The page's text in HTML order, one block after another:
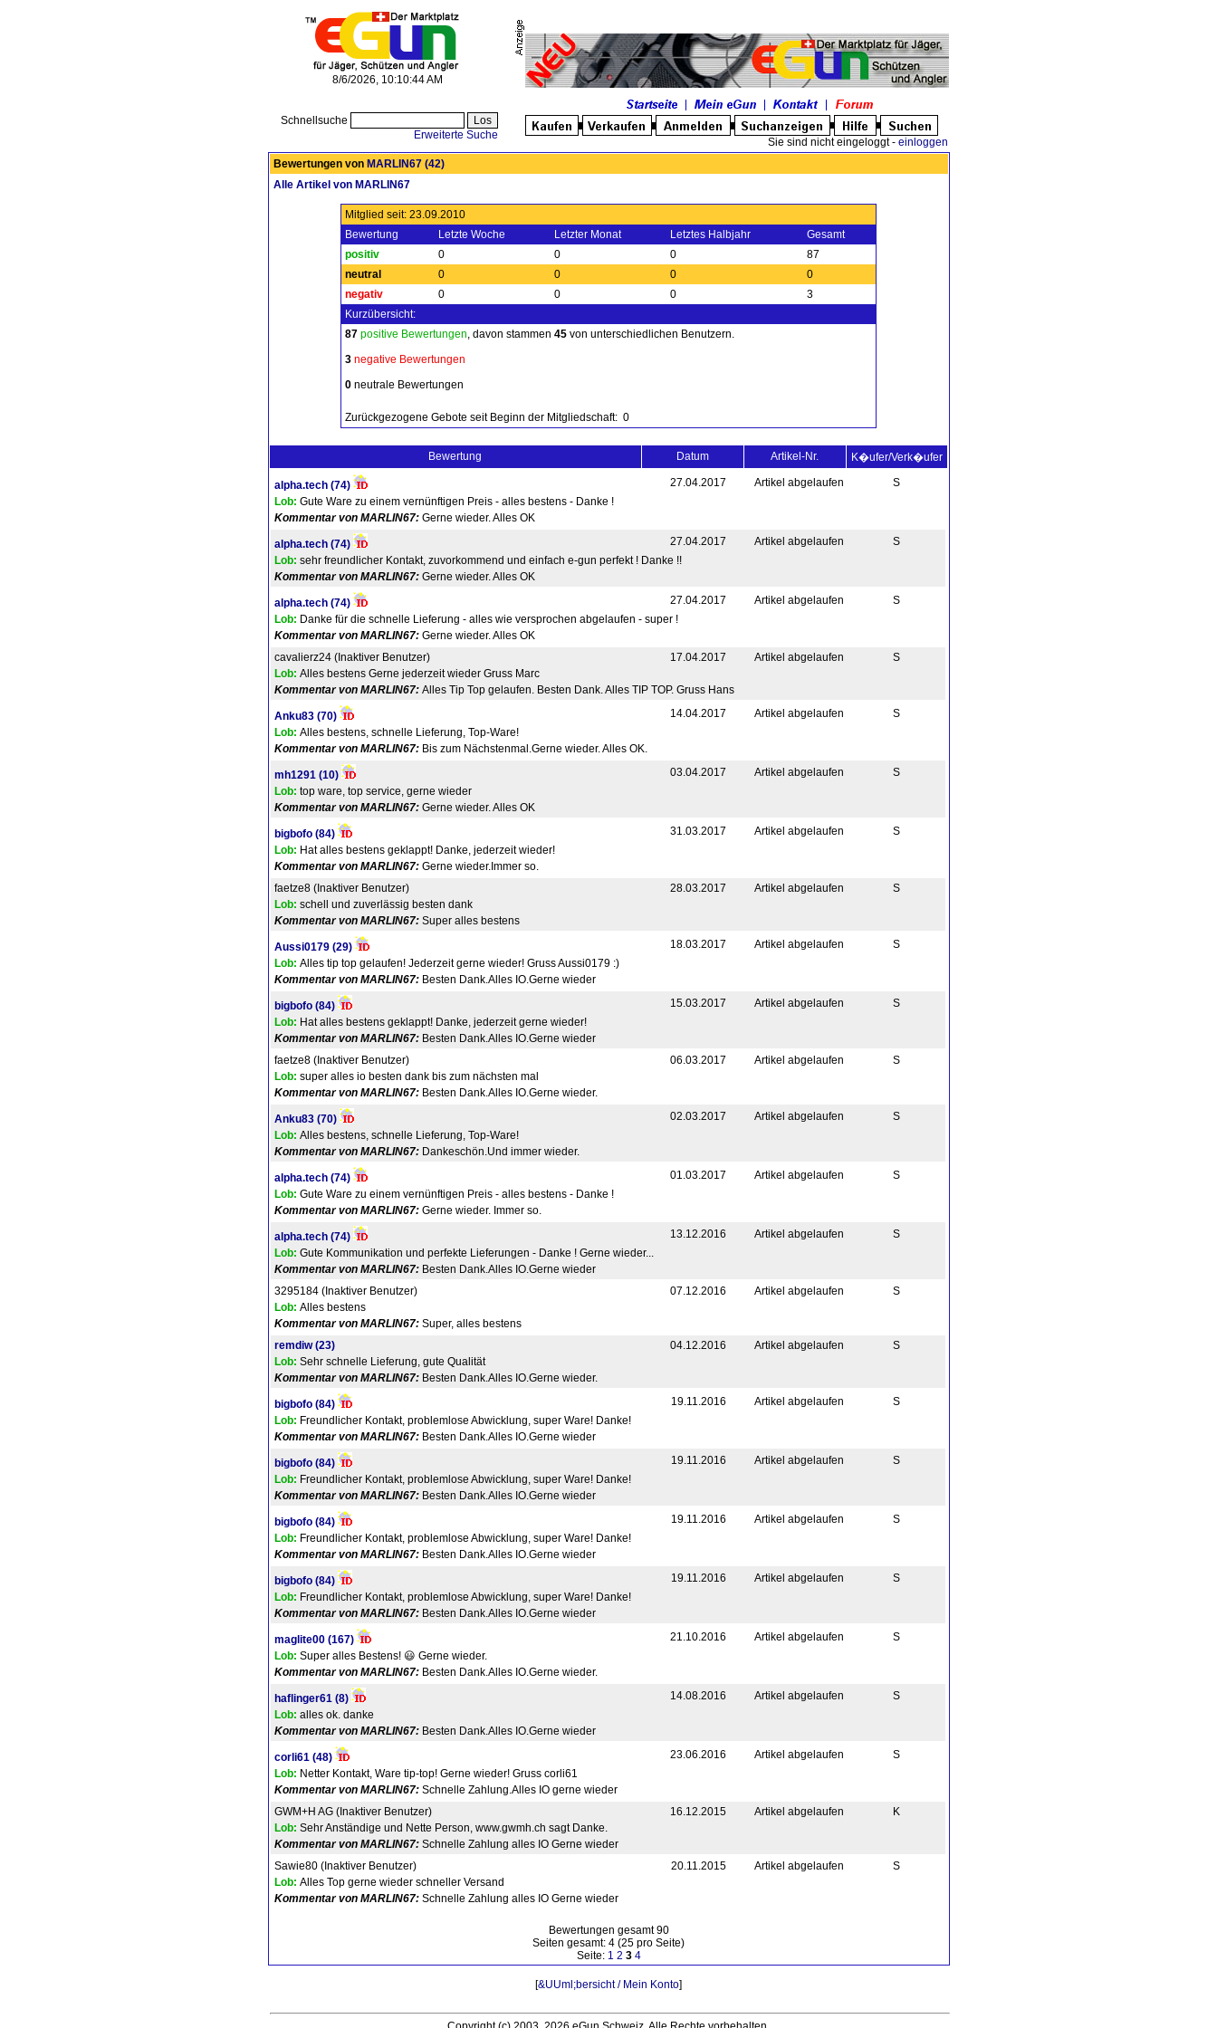
8/6/2026, 10:10:44 AM
Schnellsuche
Erweiterte Suche
Sie sind nicht eingeloggt - einloggen
Bewertungen von MARLIN67 (42)
Alle Artikel von MARLIN67
Mitglied seit: 23.09.2010
Bewertung
Letzte Woche Letzter Monat Letztes Halbjahr
Gesamt
positiv
0 0 0
87
neutral
0 0 0
0
negativ
0 0 0
3
Kurzübersicht:
87 positive Bewertungen, davon stammen 45 von unterschiedlichen Benutzern.
3 negative Bewertungen
0 neutrale Bewertungen
Zurückgezogene Gebote seit Beginn der Mitgliedschaft: 0
Bewertung Datum Artikel-Nr. K�ufer/Verk�ufer
alpha.tech (74) 27.04.2017 Artikel abgelaufen
S
Lob: Gute Ware zu einem vernünftigen Preis - alles bestens - Danke !
Kommentar von MARLIN67:Gerne wieder. Alles OK
alpha.tech (74) 27.04.2017 Artikel abgelaufen
S
Lob: sehr freundlicher Kontakt, zuvorkommend und einfach e-gun perfekt ! Danke !!
Kommentar von MARLIN67:Gerne wieder. Alles OK
alpha.tech (74) 27.04.2017 Artikel abgelaufen
S
Lob: Danke für die schnelle Lieferung - alles wie versprochen abgelaufen - super !
Kommentar von MARLIN67:Gerne wieder. Alles OK
cavalierz24 (Inaktiver Benutzer)
17.04.2017 Artikel abgelaufen
S
Lob: Alles bestens Gerne jederzeit wieder Gruss Marc
Kommentar von MARLIN67:Alles Tip Top gelaufen. Besten Dank. Alles TIP TOP. Gruss Hans
Anku83 (70) 14.04.2017 Artikel abgelaufen
S
Lob: Alles bestens, schnelle Lieferung, Top-Ware!
Kommentar von MARLIN67:Bis zum Nächstenmal.Gerne wieder. Alles OK.
mh1291 (10) 03.04.2017 Artikel abgelaufen
S
Lob: top ware, top service, gerne wieder
Kommentar von MARLIN67:Gerne wieder. Alles OK
bigbofo (84) 31.03.2017 Artikel abgelaufen
S
Lob: Hat alles bestens geklappt! Danke, jederzeit wieder!
Kommentar von MARLIN67:Gerne wieder.Immer so.
faetze8 (Inaktiver Benutzer)
28.03.2017 Artikel abgelaufen
S
Lob: schell und zuverlässig besten dank
Kommentar von MARLIN67:Super alles bestens
Aussi0179 (29) 18.03.2017 Artikel abgelaufen
S
Lob: Alles tip top gelaufen! Jederzeit gerne wieder! Gruss Aussi0179 :)
Kommentar von MARLIN67:Besten Dank.Alles IO.Gerne wieder
bigbofo (84) 15.03.2017 Artikel abgelaufen
S
Lob: Hat alles bestens geklappt! Danke, jederzeit gerne wieder!
Kommentar von MARLIN67:Besten Dank.Alles IO.Gerne wieder
faetze8 (Inaktiver Benutzer)
06.03.2017 Artikel abgelaufen
S
Lob: super alles io besten dank bis zum nächsten mal
Kommentar von MARLIN67:Besten Dank.Alles IO.Gerne wieder.
Anku83 (70) 02.03.2017 Artikel abgelaufen
S
Lob: Alles bestens, schnelle Lieferung, Top-Ware!
Kommentar von MARLIN67:Dankeschön.Und immer wieder.
alpha.tech (74) 01.03.2017 Artikel abgelaufen
S
Lob: Gute Ware zu einem vernünftigen Preis - alles bestens - Danke !
Kommentar von MARLIN67:Gerne wieder. Immer so.
alpha.tech (74) 13.12.2016 Artikel abgelaufen
S
Lob: Gute Kommunikation und perfekte Lieferungen - Danke ! Gerne wieder...
Kommentar von MARLIN67:Besten Dank.Alles IO.Gerne wieder
3295184 (Inaktiver Benutzer)
07.12.2016 Artikel abgelaufen
S
Lob: Alles bestens
Kommentar von MARLIN67:Super, alles bestens
remdiw (23) 04.12.2016 Artikel abgelaufen
S
Lob: Sehr schnelle Lieferung, gute Qualität
Kommentar von MARLIN67:Besten Dank.Alles IO.Gerne wieder.
bigbofo (84) 19.11.2016 Artikel abgelaufen
S
Lob: Freundlicher Kontakt, problemlose Abwicklung, super Ware! Danke!
Kommentar von MARLIN67:Besten Dank.Alles IO.Gerne wieder
bigbofo (84) 19.11.2016 Artikel abgelaufen
S
Lob: Freundlicher Kontakt, problemlose Abwicklung, super Ware! Danke!
Kommentar von MARLIN67:Besten Dank.Alles IO.Gerne wieder
bigbofo (84) 19.11.2016 Artikel abgelaufen
S
Lob: Freundlicher Kontakt, problemlose Abwicklung, super Ware! Danke!
Kommentar von MARLIN67:Besten Dank.Alles IO.Gerne wieder
bigbofo (84) 19.11.2016 Artikel abgelaufen
S
Lob: Freundlicher Kontakt, problemlose Abwicklung, super Ware! Danke!
Kommentar von MARLIN67:Besten Dank.Alles IO.Gerne wieder
maglite00 (167) 21.10.2016 Artikel abgelaufen
S
Lob: Super alles Bestens! 😃 Gerne wieder.
Kommentar von MARLIN67:Besten Dank.Alles IO.Gerne wieder.
haflinger61 (8) 14.08.2016 Artikel abgelaufen
S
Lob: alles ok. danke
Kommentar von MARLIN67:Besten Dank.Alles IO.Gerne wieder
corli61 (48) 23.06.2016 Artikel abgelaufen
S
Lob: Netter Kontakt, Ware tip-top! Gerne wieder! Gruss corli61
Kommentar von MARLIN67:Schnelle Zahlung.Alles IO gerne wieder
GWM+H AG (Inaktiver Benutzer)
16.12.2015 Artikel abgelaufen
K
Lob: Sehr Anständige und Nette Person, www.gwmh.ch sagt Danke.
Kommentar von MARLIN67:Schnelle Zahlung alles IO Gerne wieder
Sawie80 (Inaktiver Benutzer)
20.11.2015 Artikel abgelaufen
S
Lob: Alles Top gerne wieder schneller Versand
Kommentar von MARLIN67:Schnelle Zahlung alles IO Gerne wieder
Bewertungen gesamt 90
Seiten gesamt: 4 (25 pro Seite)
Seite: 1 2 3 4
[&UUml;bersicht / Mein Konto]